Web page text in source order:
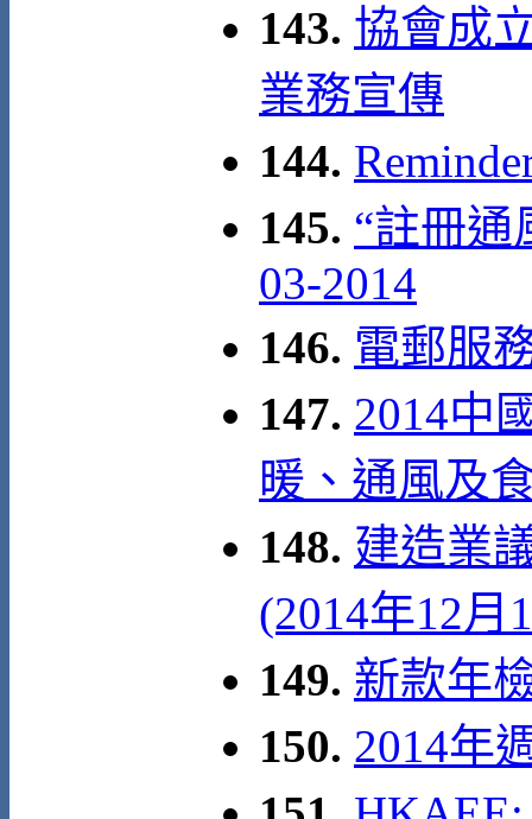
143. 協會成
業務宣傳
144.
145. “註冊通
03-2014
146. 電郵服
147. 2014中
暖、通風及
148. 建造業
(2014年12月
149. 新款年
150. 2014年